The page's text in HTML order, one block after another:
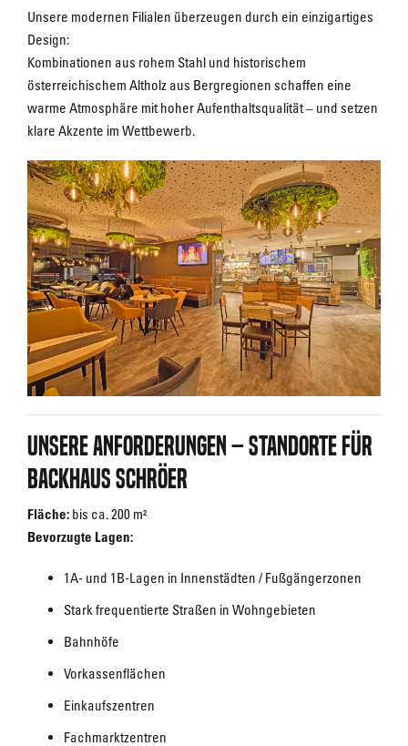
Unsere modernen Filialen überzeugen durch ein einzigartiges
Design:
Kombinationen aus rohem Stahl und historischem
österreichischem Altholz aus Bergregionen schaffen eine
warme Atmosphäre mit hoher Aufenthaltsqualität – und setzen
klare Akzente im Wettbewerb.
Unsere Anforderungen – Standorte für
Backhaus Schröer
Fläche: bis ca. 200 m²
Bevorzugte Lagen:
1A- und 1B-Lagen in Innenstädten / Fußgängerzonen
Stark frequentierte Straßen in Wohngebieten
Bahnhöfe
Vorkassenflächen
Einkaufszentren
Fachmarktzentren